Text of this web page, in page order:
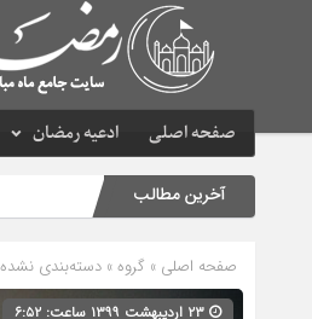
صفحه اصلی ادعیه رمضان
آخرین مطالب
صفحه اصلی » گروه » دسته‌بندی نشده